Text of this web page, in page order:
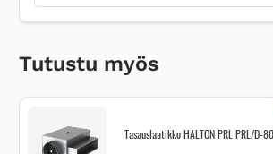
Tutustu myös
Tasauslaatikko HALTON PRL PRL/D-